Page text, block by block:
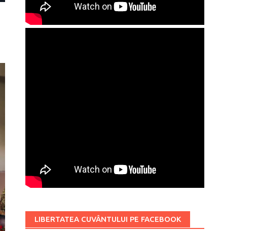
LIBERTATEA CUVÂNTULUI PE FACEBOOK